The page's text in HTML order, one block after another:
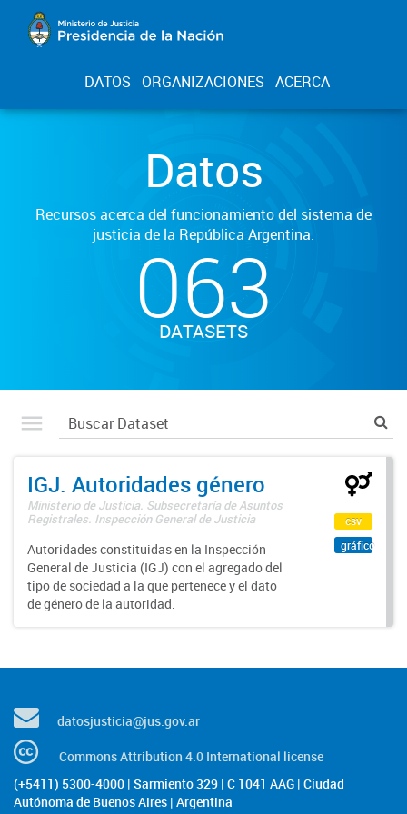
DATOS ORGANIZACIONES ACERCA
Datos
Recursos acerca del funcionamiento del sistema de
justicia de la República Argentina.
063
DATASETS
IGJ. Autoridades género
Ministerio de Justicia. Subsecretaría de Asuntos
Registrales. Inspección General de Justicia
Autoridades constituidas en la Inspección
General de Justicia (IGJ) con el agregado del
tipo de sociedad a la que pertenece y el dato
de género de la autoridad.
csv
gráfico
datosjusticia@jus.gov.ar
Commons Attribution 4.0 International license
(+5411) 5300-4000 | Sarmiento 329 | C 1041 AAG | Ciudad
Autónoma de Buenos Aires | Argentina